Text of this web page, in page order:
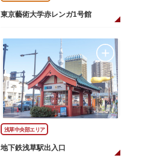
東京藝術大学赤レンガ1号館
浅草中央部エリア
地下鉄浅草駅出入口